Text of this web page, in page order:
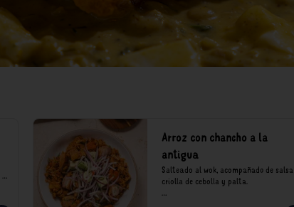
Arroz con chancho a la
antigua
Salteado al wok, acompañado de salsa
criolla de cebolla y palta.
*Nuestros precios están expresados en